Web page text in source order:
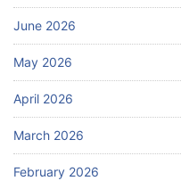
June 2026
May 2026
April 2026
March 2026
February 2026